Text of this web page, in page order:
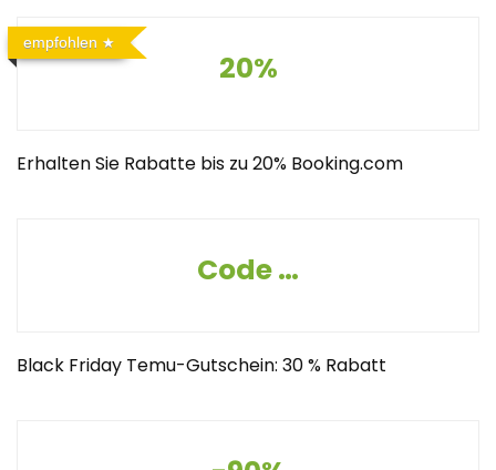
empfohlen
20%
Erhalten Sie Rabatte bis zu 20% Booking.com
Code -30%
Black Friday Temu-Gutschein: 30 % Rabatt